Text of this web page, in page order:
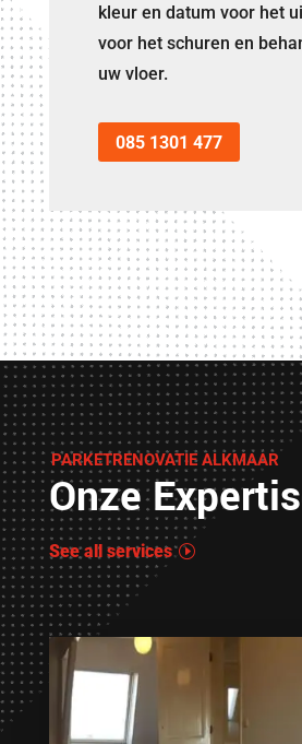
kleur en datum voor het
voor het schuren en
uw vloer.
085 1301 477
PARKETRENOVATIE ALKMAAR
Onze
See all services